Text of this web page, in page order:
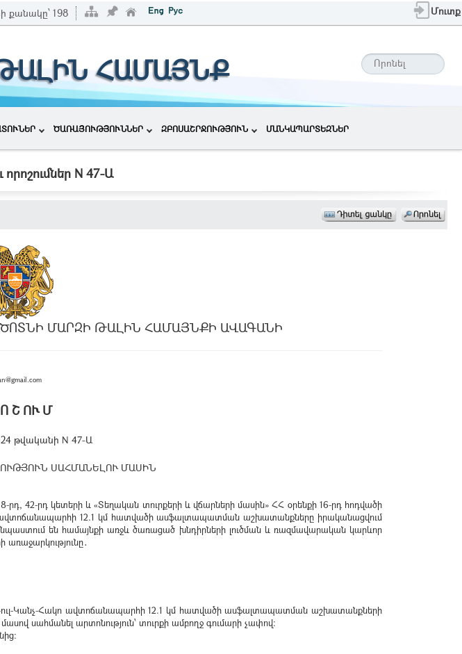
քանակը՝ 198 Մուտք
ՀԱՄԱՅՆՔ
ԾԱՌԱՅՈՒԹՅՈՒՆՆԵՐ ԶԲՈՍԱՇՐՋՈՒԹՅՈՒՆ ՄԱՆԿԱՊԱՐՏԵԶՆԵՐ
N 47-Ա
ՄԱՐԶԻ ԹԱԼԻՆ ՀԱՄԱՅՆՔԻ ԱՎԱԳԱՆԻ
Շ ՈՒ Մ
թվականի N 47-Ա
ՍԱՀՄԱՆԵԼՈՒ ՄԱՍԻՆ
42-րդ կետերի և «Տեղական տուրքերի և վճարների մասին» ՀՀ օրենքի 16-րդ հոդվածի
ավտոճանապարհի 12.1 կմ հատվածի ասֆալտապատման աշխատանքները իրականացվում
են համայնքի առջև ծառացած խնդիրների լուծման և ռազմավարական կարևոր
առաջարկությունը․
Կանչ-Հակո ավտոճանապարհի 12.1 կմ հատվածի ասֆալտապատման աշխատանքների
սահմանել արտոնություն՝ տուրքի ամբողջ գումարի չափով։